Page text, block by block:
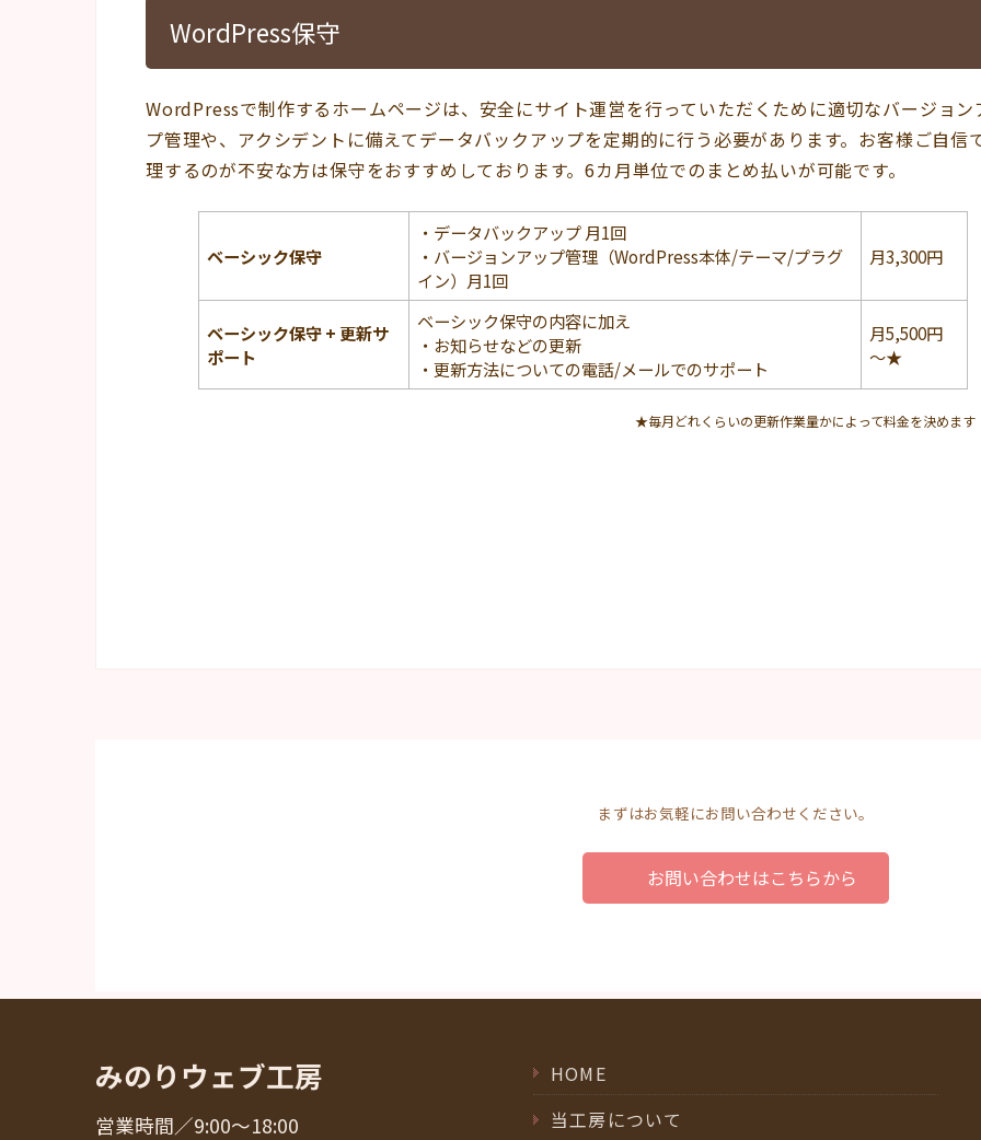
WordPress保守
WordPressで制作するホームページは、安全にサイト運営を行っていただくために適切なバージョン
プ管理や、アクシデントに備えてデータバックアップを定期的に行う必要があります。お客様ご自信
理するのが不安な方は保守をおすすめしております。6カ月単位でのまとめ払いが可能です。
ベーシック保守
・データバックアップ 月1回
・バージョンアップ管理（WordPress本体/テーマ/プラグ
イン）月1回
月3,300円
ベーシック保守+ 更新サ
ポート
ベーシック保守の内容に加え
・お知らせなどの更新
・更新方法についての電話/メールでのサポート
月5,500円
～★
★毎月どれくらいの更新作業量かによって料金を決めます
まずはお気軽にお問い合わせください。
お問い合わせはこちらから
みのりウェブ工房
営業時間／9:00～18:00
HOME
当工房について